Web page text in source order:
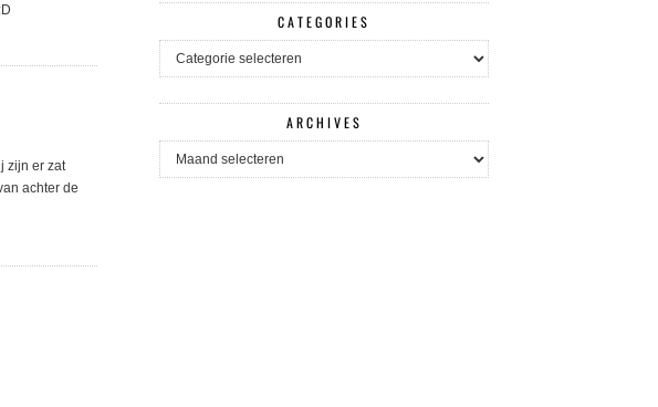
zijn er zat
achter de
CATEGORIES
CATEGORIES
ARCHIVES
ARCHIVES